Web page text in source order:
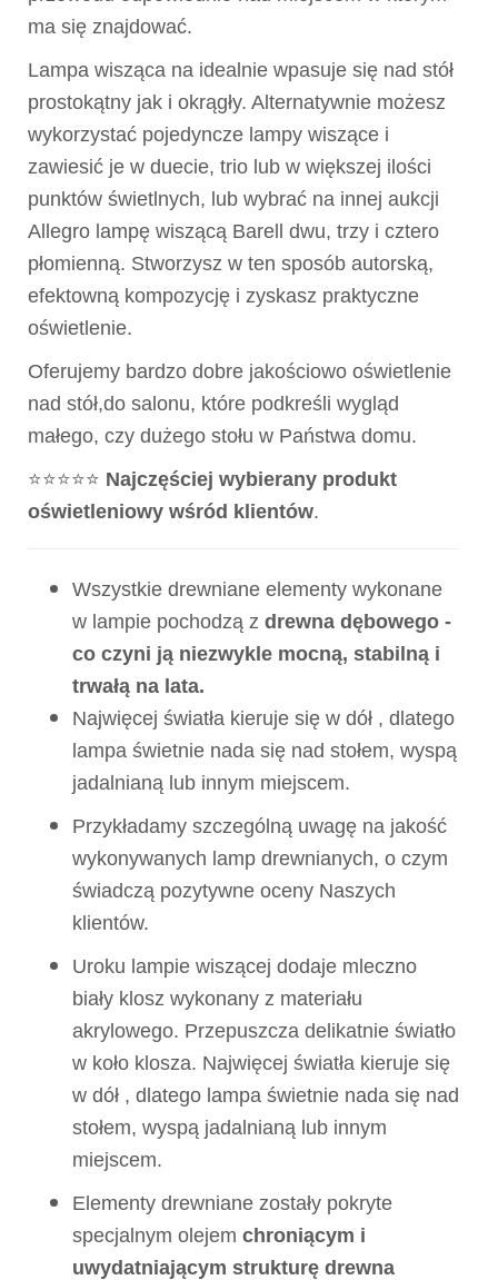
ma się znajdować.
Lampa wisząca na idealnie wpasuje się nad stół
prostokątny jak i okrągły. Alternatywnie możesz
wykorzystać pojedyncze lampy wiszące i
zawiesić je w duecie, trio lub w większej ilości
punktów świetlnych, lub wybrać na innej aukcji
Allegro lampę wiszącą Barell dwu, trzy i cztero
płomienną. Stworzysz w ten sposób autorską,
efektowną kompozycję i zyskasz praktyczne
oświetlenie.
Oferujemy bardzo dobre jakościowo oświetlenie
nad stół,do salonu, które podkreśli wygląd
małego, czy dużego stołu w Państwa domu.
⭐⭐⭐⭐⭐ Najczęściej wybierany produkt
oświetleniowy wśród klientów.
Wszystkie drewniane elementy wykonane
w lampie pochodzą z drewna dębowego -
co czyni ją niezwykle mocną, stabilną i
trwałą na lata.
Najwięcej światła kieruje się w dół , dlatego
lampa świetnie nada się nad stołem, wyspą
jadalnianą lub innym miejscem.
Przykładamy szczególną uwagę na jakość
wykonywanych lamp drewnianych, o czym
świadczą pozytywne oceny Naszych
klientów.
Uroku lampie wiszącej dodaje mleczno
biały klosz wykonany z materiału
akrylowego. Przepuszcza delikatnie światło
w koło klosza. Najwięcej światła kieruje się
w dół , dlatego lampa świetnie nada się nad
stołem, wyspą jadalnianą lub innym
miejscem.
Elementy drewniane zostały pokryte
specjalnym olejem chroniącym i
uwydatniającym strukturę drewna